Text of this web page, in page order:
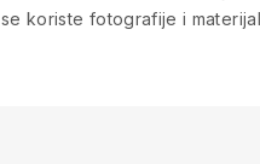
koriste fotografije i